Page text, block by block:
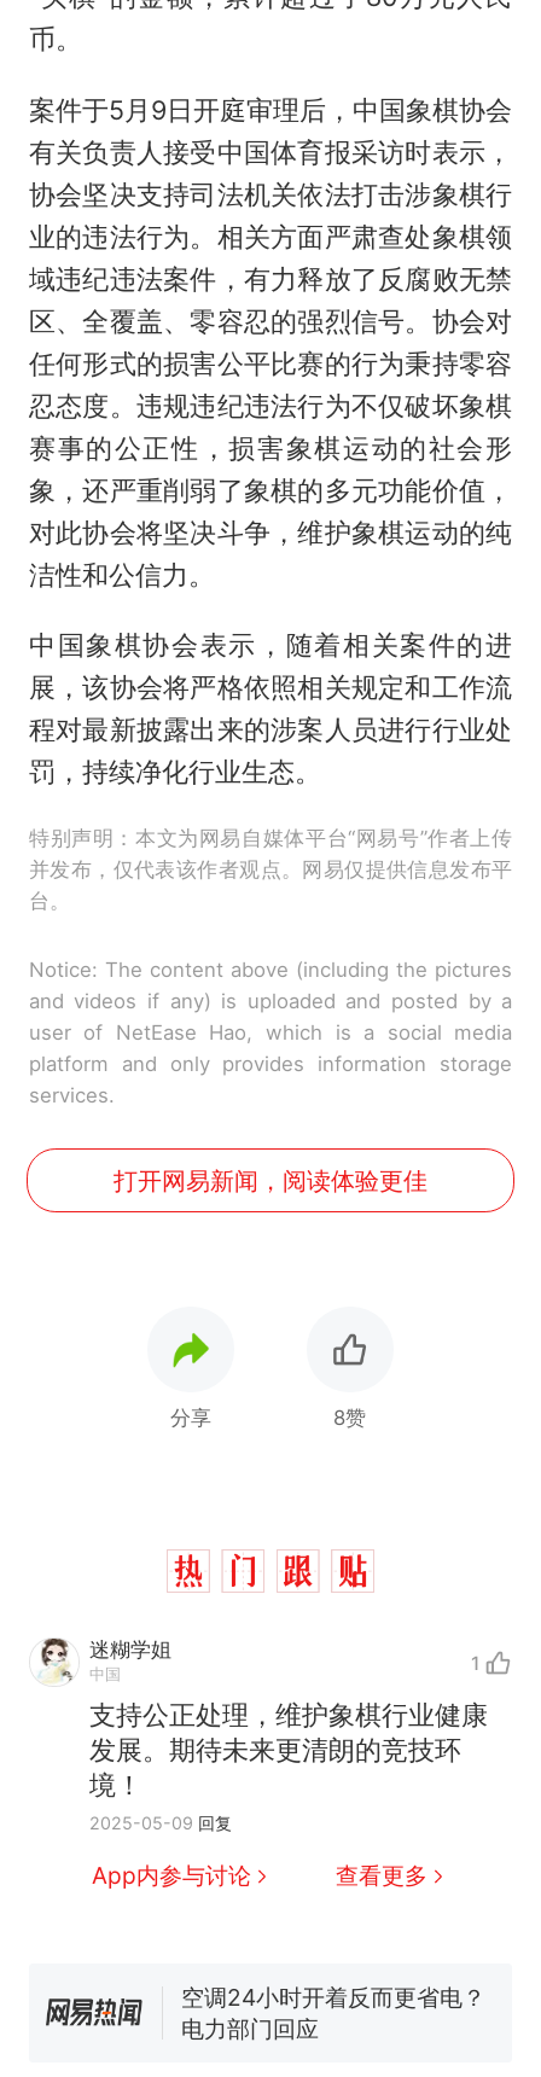
币。
案件于5月9日开庭审理后，中国象棋协会
有关负责人接受中国体育报采访时表示，
协会坚决支持司法机关依法打击涉象棋行
业的违法行为。相关方面严肃查处象棋领
域违纪违法案件，有力释放了反腐败无禁
区、全覆盖、零容忍的强烈信号。协会对
任何形式的损害公平比赛的行为秉持零容
忍态度。违规违纪违法行为不仅破坏象棋
赛事的公正性，损害象棋运动的社会形
象，还严重削弱了象棋的多元功能价值，
对此协会将坚决斗争，维护象棋运动的纯
洁性和公信力。
中国象棋协会表示，随着相关案件的进
展，该协会将严格依照相关规定和工作流
程对最新披露出来的涉案人员进行行业处
罚，持续净化行业生态。
特别声明：本文为网易自媒体平台“网易号”作者上传
并发布，仅代表该作者观点。网易仅提供信息发布平
台。
Notice: The content above (including the pictures
and videos if any) is uploaded and posted by a
user of NetEase Hao, which is a social media
platform and only provides information storage
services.
打开网易新闻，阅读体验更佳
分享 8赞
迷糊学姐
中国 1
支持公正处理，维护象棋行业健康
发展。期待未来更清朗的竞技环
境！
2025-05-09 回复
App内参与讨论 查看更多
热 十多万人报名的考试，成绩
全部作废，公平么？
家，刚改国名，总统就邀请中
国大使骑行绕了几乎整个国境
线一圈，还曾两次到中国寻根
搬家报价570元，搬到楼下交
空调24小时开着反而更省电？
电力部门回应